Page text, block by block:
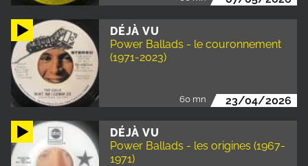
DÉJÀ VU
Power Ballads - le couronnement
(1971-2023)
60 mn 23/04/2026
DÉJÀ VU
Power Ballads - les origines (1967-
1971)